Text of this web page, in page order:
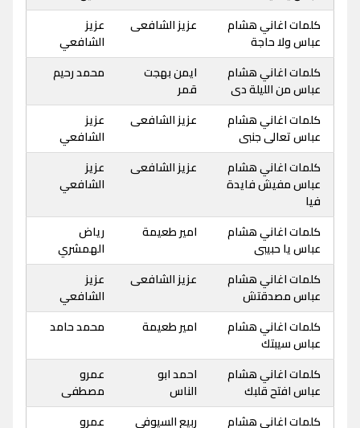
كلمات اغاني هشام
عباس ولا حاجة
عزيز الشافعى
عزيز
الشافعي
كلمات اغاني هشام
عباس من الليلة دى
ايمن بهجت
قمر
محمد رحيم
كلمات اغاني هشام
عباس تعالى جنبى
عزيز الشافعى
عزيز
الشافعي
كلمات اغاني هشام
عباس مفيش فايدة
فيا
عزيز الشافعى
عزيز
الشافعي
كلمات اغاني هشام
عباس يا حبيبى
امير طعيمة
رياض
الهمشري
كلمات اغاني هشام
عباس مصدقتش
عزيز الشافعى
عزيز
الشافعي
كلمات اغاني هشام
عباس سيبتك
امير طعيمة محمد حامد
كلمات اغاني هشام
عباس افتح قلبك
احمد ابو
الناس
عمرو
مصطفى
كلمات اغاني هشام
ربيع السيوفى عمرو